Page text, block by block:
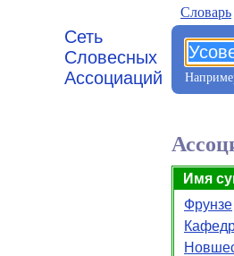
Сеть
Словесных
Ассоциаций
Словарь
Имя
Фрунзе